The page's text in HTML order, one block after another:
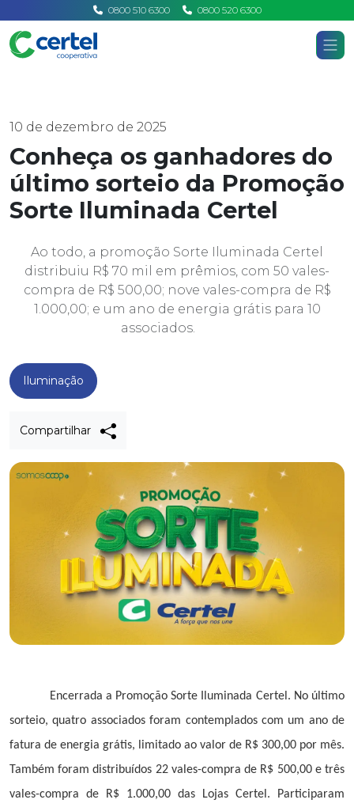
0800 510 6300 0800 520 6300
Certel
10 de dezembro de 2025
Conheça os ganhadores do
último sorteio da Promoção
Sorte Iluminada Certel
Ao todo, a promoção Sorte Iluminada Certel
distribuiu R$ 70 mil em prêmios, com 50 vales-
compra de R$ 500,00; nove vales-compra de R$
1.000,00; e um ano de energia grátis para 10
associados.
Iluminação
Compartilhar
Encerrada a Promoção Sorte Iluminada Certel. No último
sorteio, quatro associados foram contemplados com um ano de
fatura de energia grátis, limitado ao valor de R$ 300,00 por mês.
Também foram distribuídos 22 vales-compra de R$ 500,00 e três
vales-compra de R$ 1.000,00 das Lojas Certel. Participaram